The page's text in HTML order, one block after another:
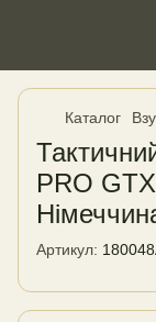
Каталог
PRO
Артикул: